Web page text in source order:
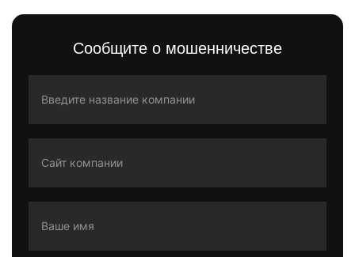
Сообщите о мошенничестве